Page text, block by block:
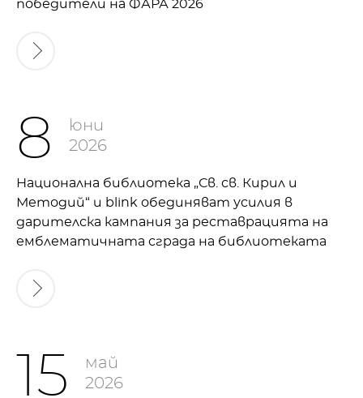
победители на ФАРА 2026
8
юни
2026
Национална библиотека „Св. св. Кирил и
Методий“ и blink обединяват усилия в
дарителска кампания за реставрацията на
емблематичната сграда на библиотеката
15
май
2026